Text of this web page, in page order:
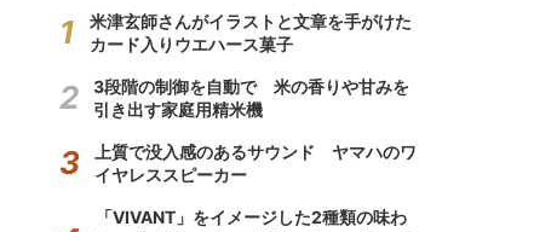
米津玄師さんがイラストと文章を手がけた
カード入りウエハース菓子
3段階の制御を自動で 米の香りや甘みを
引き出す家庭用精米機
上質で没入感のあるサウンド ヤマハのワ
イヤレススピーカー
「VIVANT」をイメージした2種類の味わ